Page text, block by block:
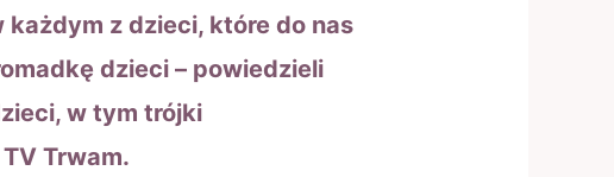
każdym z dzieci, które do nas
dzieci – powiedzieli
w tym trójki
Trwam.